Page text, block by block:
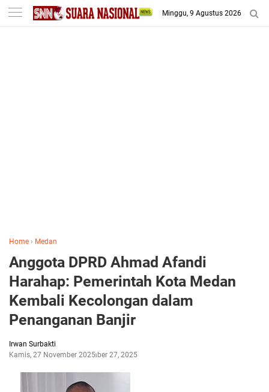
-->
Minggu, 9 Agustus 2026
Home › Medan
Anggota DPRD Ahmad Afandi
Harahap: Pemerintah Kota Medan
Kembali Kecolongan dalam
Penanganan Banjir
Irwan Surbakti
Kamis, 27 November 2025November 27, 2025